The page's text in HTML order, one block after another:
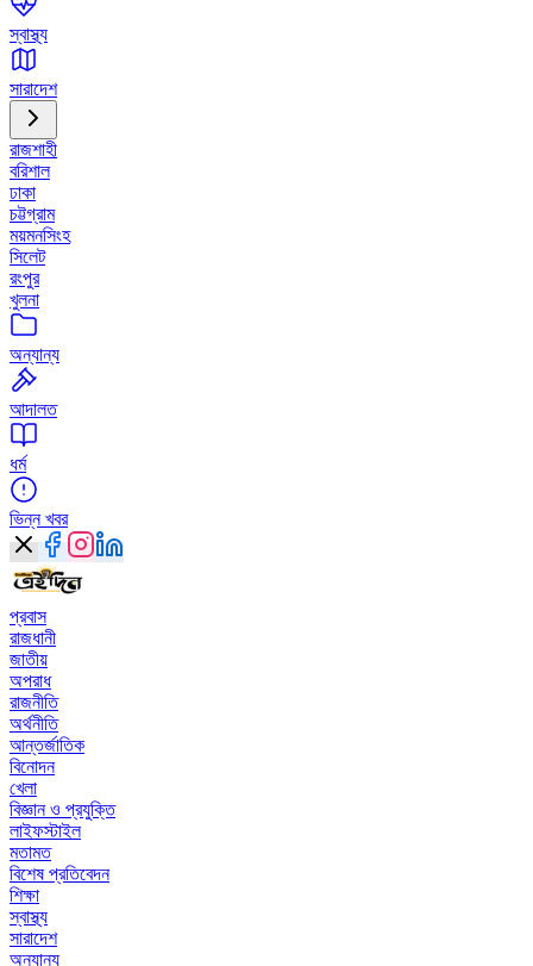
স্বাস্থ্য
সারাদেশ
রাজশাহী
বরিশাল
ঢাকা
চট্টগ্রাম
ময়মনসিংহ
সিলেট
রংপুর
খুলনা
অন্যান্য
আদালত
ধর্ম
ভিন্ন খবর
প্রবাস
রাজধানী
জাতীয়
অপরাধ
রাজনীতি
অর্থনীতি
আন্তর্জাতিক
বিনোদন
খেলা
বিজ্ঞান ও প্রযুক্তি
লাইফস্টাইল
মতামত
বিশেষ প্রতিবেদন
শিক্ষা
স্বাস্থ্য
সারাদেশ
অন্যান্য